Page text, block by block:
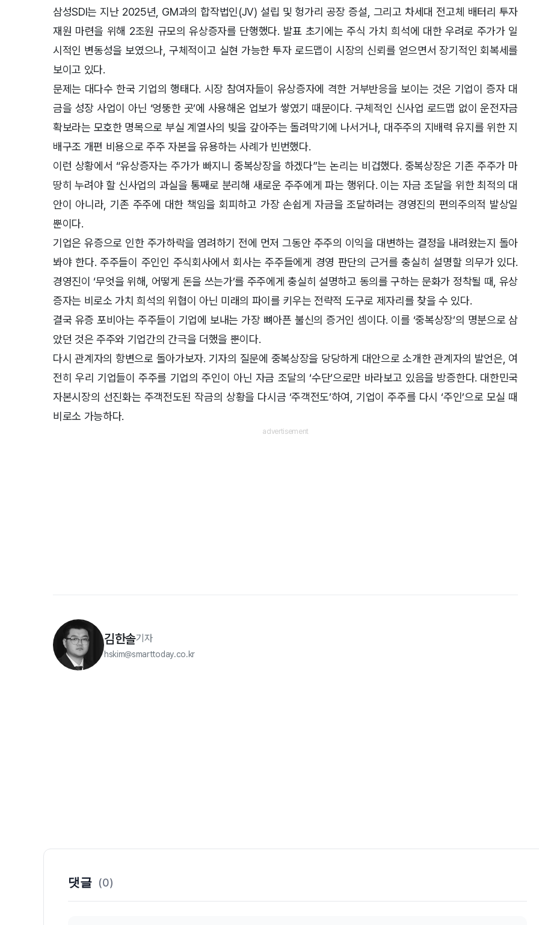
삼성SDI는 지난 2025년, GM과의 합작법인(JV) 설립 및 헝가리 공장 증설, 그리고 차세대 전고체 배터리 투자
재원 마련을 위해 2조원 규모의 유상증자를 단행했다. 발표 초기에는 주식 가치 희석에 대한 우려로 주가가 일
시적인 변동성을 보였으나, 구체적이고 실현 가능한 투자 로드맵이 시장의 신뢰를 얻으면서 장기적인 회복세를
보이고 있다.
문제는 대다수 한국 기업의 행태다. 시장 참여자들이 유상증자에 격한 거부반응을 보이는 것은 기업이 증자 대
금을 성장 사업이 아닌 ‘엉뚱한 곳’에 사용해온 업보가 쌓였기 때문이다. 구체적인 신사업 로드맵 없이 운전자금
확보라는 모호한 명목으로 부실 계열사의 빚을 갚아주는 돌려막기에 나서거나, 대주주의 지배력 유지를 위한 지
배구조 개편 비용으로 주주 자본을 유용하는 사례가 빈번했다.
이런 상황에서 “유상증자는 주가가 빠지니 중복상장을 하겠다”는 논리는 비겁했다. 중복상장은 기존 주주가 마
땅히 누려야 할 신사업의 과실을 통째로 분리해 새로운 주주에게 파는 행위다. 이는 자금 조달을 위한 최적의 대
안이 아니라, 기존 주주에 대한 책임을 회피하고 가장 손쉽게 자금을 조달하려는 경영진의 편의주의적 발상일
뿐이다.
기업은 유증으로 인한 주가하락을 염려하기 전에 먼저 그동안 주주의 이익을 대변하는 결정을 내려왔는지 돌아
봐야 한다. 주주들이 주인인 주식회사에서 회사는 주주들에게 경영 판단의 근거를 충실히 설명할 의무가 있다.
경영진이 ‘무엇을 위해, 어떻게 돈을 쓰는가’를 주주에게 충실히 설명하고 동의를 구하는 문화가 정착될 때, 유상
증자는 비로소 가치 희석의 위협이 아닌 미래의 파이를 키우는 전략적 도구로 제자리를 찾을 수 있다.
결국 유증 포비아는 주주들이 기업에 보내는 가장 뼈아픈 불신의 증거인 셈이다. 이를 ‘중복상장’의 명분으로 삼
았던 것은 주주와 기업간의 간극을 더했을 뿐이다.
다시 관계자의 항변으로 돌아가보자. 기자의 질문에 중복상장을 당당하게 대안으로 소개한 관계자의 발언은, 여
전히 우리 기업들이 주주를 기업의 주인이 아닌 자금 조달의 ‘수단’으로만 바라보고 있음을 방증한다. 대한민국
자본시장의 선진화는 주객전도된 작금의 상황을 다시금 ‘주객전도’하여, 기업이 주주를 다시 ‘주인’으로 모실 때
비로소 가능하다.
김한솔기자
hskim@smarttoday.co.kr
댓글 (0)